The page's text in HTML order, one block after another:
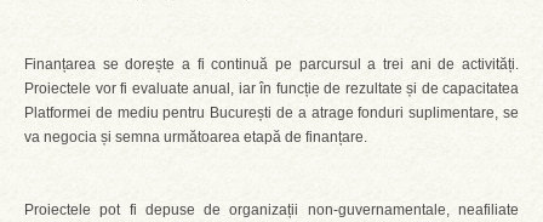
Finanțarea se dorește a fi continuă pe parcursul a trei ani de activități.
Proiectele vor fi evaluate anual, iar în funcție de rezultate și de capacitatea
Platformei de mediu pentru București de a atrage fonduri suplimentare, se
va negocia și semna următoarea etapă de finanțare.
Proiectele pot fi depuse de organizații non-guvernamentale, neafiliate